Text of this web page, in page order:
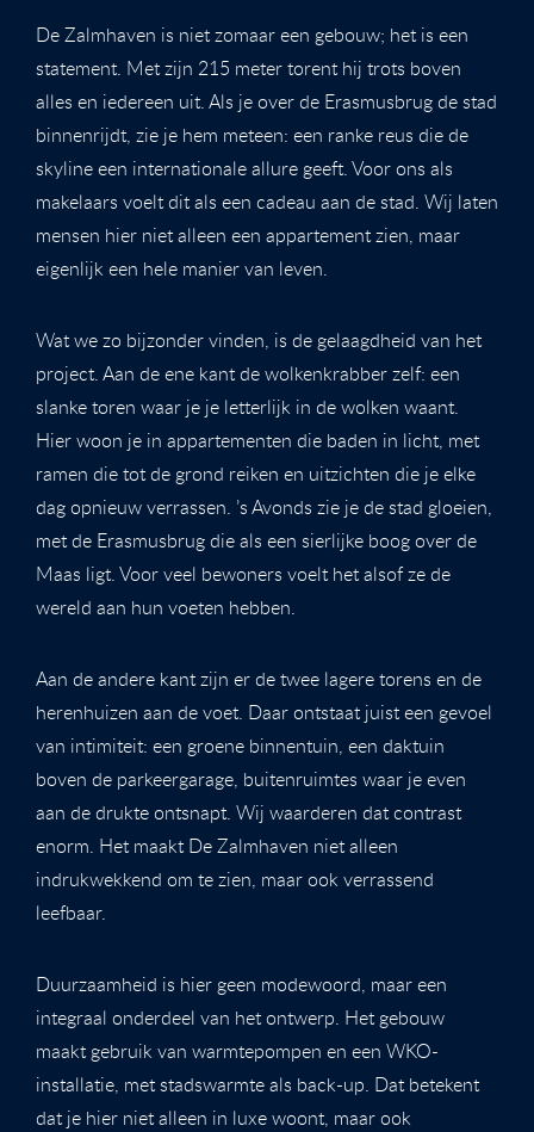
De Zalmhaven is niet zomaar een gebouw; het is een
statement. Met zijn 215 meter torent hij trots boven
alles en iedereen uit. Als je over de Erasmusbrug de stad
binnenrijdt, zie je hem meteen: een ranke reus die de
skyline een internationale allure geeft. Voor ons als
makelaars voelt dit als een cadeau aan de stad. Wij laten
mensen hier niet alleen een appartement zien, maar
eigenlijk een hele manier van leven.
Wat we zo bijzonder vinden, is de gelaagdheid van het
project. Aan de ene kant de wolkenkrabber zelf: een
slanke toren waar je je letterlijk in de wolken waant.
Hier woon je in appartementen die baden in licht, met
ramen die tot de grond reiken en uitzichten die je elke
dag opnieuw verrassen. ’s Avonds zie je de stad gloeien,
met de Erasmusbrug die als een sierlijke boog over de
Maas ligt. Voor veel bewoners voelt het alsof ze de
wereld aan hun voeten hebben.
Aan de andere kant zijn er de twee lagere torens en de
herenhuizen aan de voet. Daar ontstaat juist een gevoel
van intimiteit: een groene binnentuin, een daktuin
boven de parkeergarage, buitenruimtes waar je even
aan de drukte ontsnapt. Wij waarderen dat contrast
enorm. Het maakt De Zalmhaven niet alleen
indrukwekkend om te zien, maar ook verrassend
leefbaar.
Duurzaamheid is hier geen modewoord, maar een
integraal onderdeel van het ontwerp. Het gebouw
maakt gebruik van warmtepompen en een WKO-
installatie, met stadswarmte als back-up. Dat betekent
dat je hier niet alleen in luxe woont, maar ook